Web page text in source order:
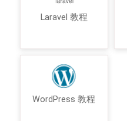
Laravel 教程
WordPress 教程